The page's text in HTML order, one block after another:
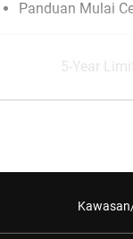
Panduan Mulai
5-Year